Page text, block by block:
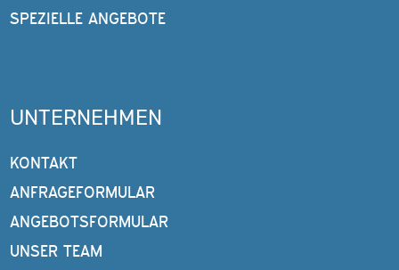
SPEZIELLE ANGEBOTE
UNTERNEHMEN
KONTAKT
ANFRAGEFORMULAR
ANGEBOTSFORMULAR
UNSER TEAM